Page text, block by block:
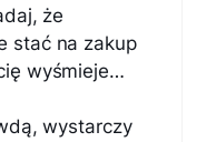
że
stać na zakup
wyśmieje…
wystarczy